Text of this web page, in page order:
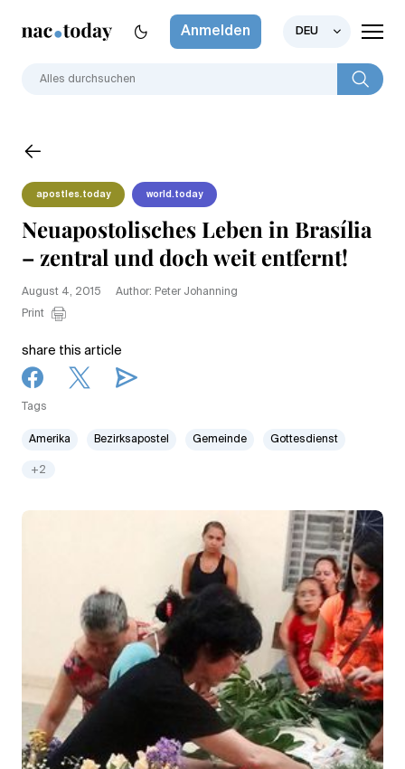
Anmelden DEU
apostles.today world.today
Neuapostolisches Leben in Brasília
– zentral und doch weit entfernt!
August 4, 2015
Author: Peter Johanning
Print
share this article
Tags
Amerika Bezirksapostel Gemeinde Gottesdienst
+2